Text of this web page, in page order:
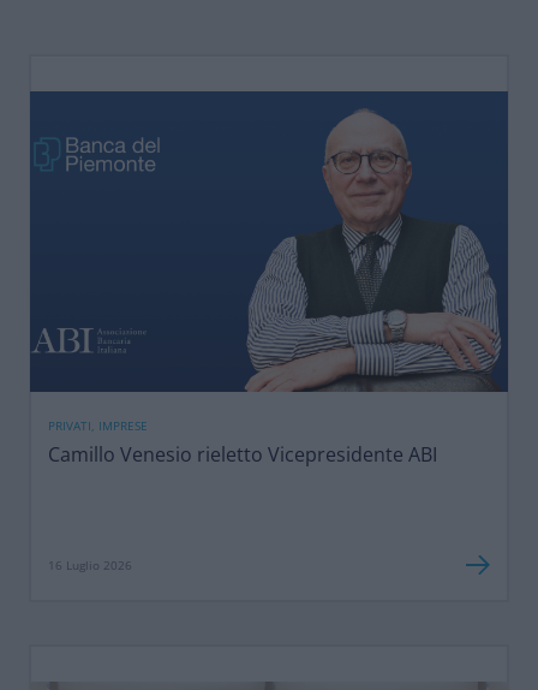
PRIVATI, IMPRESE
Camillo Venesio rieletto Vicepresidente ABI
16 Luglio 2026